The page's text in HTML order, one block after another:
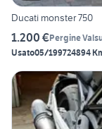
Ducati monster 750
1.200 €Pergine
Usato05/199724894